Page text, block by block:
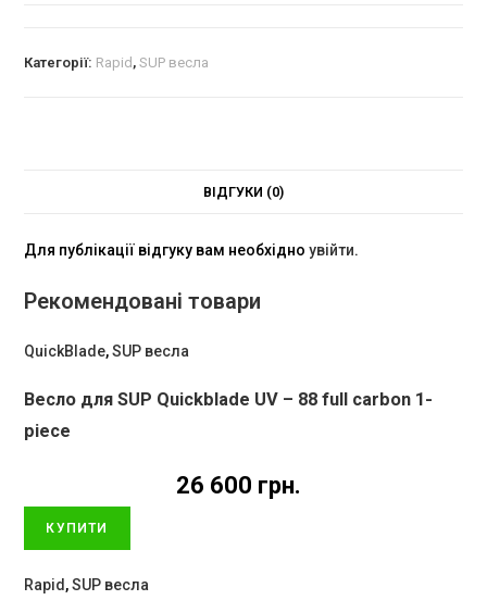
Категорії: Rapid ,SUP весла
ВІДГУКИ (0)
Для публікації відгуку вам необхідноувійти.
Рекомендовані товари
QuickBlade,SUP весла
Весло для SUP Quickblade UV – 88 full carbon 1-
piece
грн.
26 600
КУПИТИ
Rapid ,SUP весла